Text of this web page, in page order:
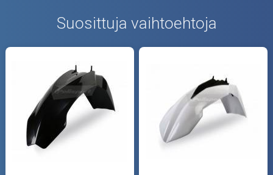
Suosittuja vaihtoehtoja